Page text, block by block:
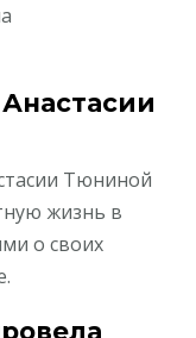
Тюниной
жизнь в
о своих